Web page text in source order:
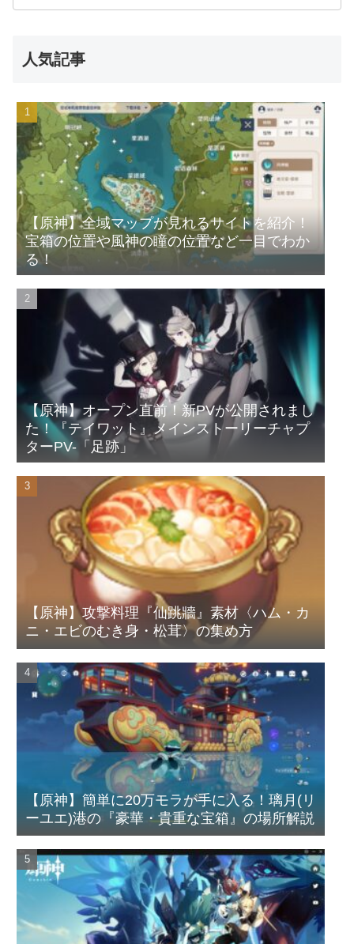
人気記事
【原神】全域マップが見れるサイトを紹介！
宝箱の位置や風神の瞳の位置など一目でわか
る！
【原神】オープン直前！新PVが公開されまし
た！『テイワット』メインストーリーチャプ
ターPV-「足跡」
【原神】攻撃料理『仙跳牆』素材〈ハム・カ
ニ・エビのむき身・松茸〉の集め方
【原神】簡単に20万モラが手に入る！璃月(リ
ーユエ)港の『豪華・貴重な宝箱』の場所解説